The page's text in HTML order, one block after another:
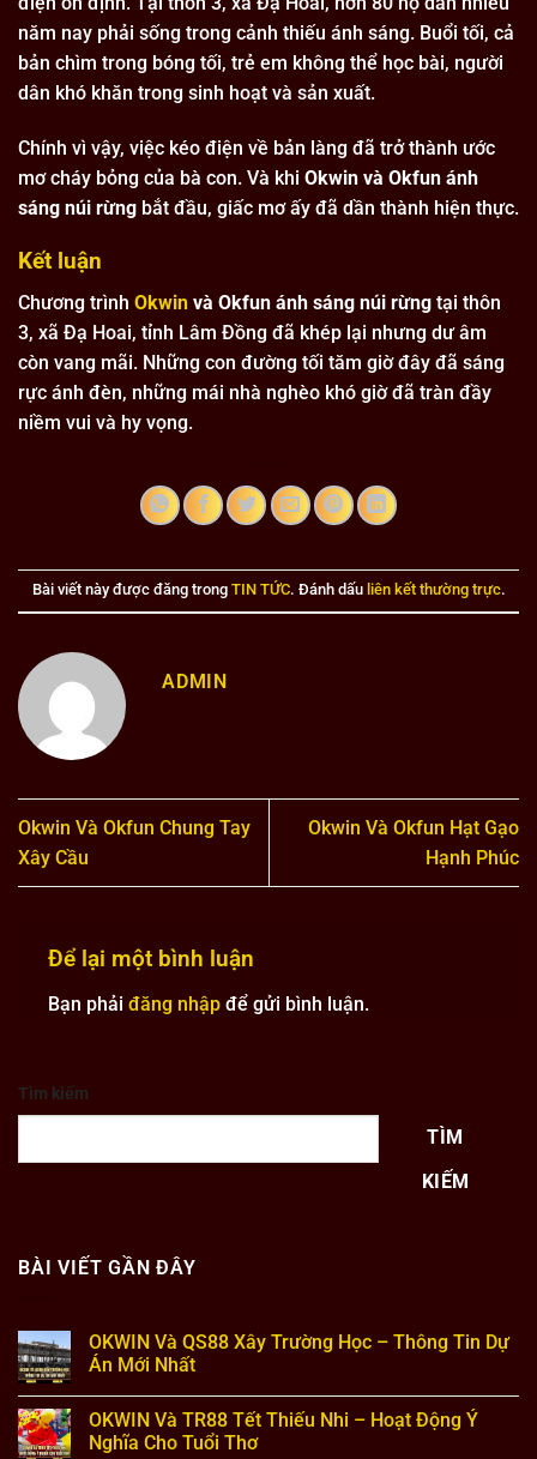
năm nay phải sống trong cảnh thiếu ánh sáng. Buổi tối, cả
bản chìm trong bóng tối, trẻ em không thể học bài, người
dân khó khăn trong sinh hoạt và sản xuất.
Chính vì vậy, việc kéo điện về bản làng đã trở thành ước
mơ cháy bỏng của bà con. Và khi Okwin và Okfun ánh
sáng núi rừng bắt đầu, giấc mơ ấy đã dần thành hiện thực.
Kết luận
Chương trình Okwin và Okfun ánh sáng núi rừng tại thôn
3, xã Đạ Hoai, tỉnh Lâm Đồng đã khép lại nhưng dư âm
còn vang mãi. Những con đường tối tăm giờ đây đã sáng
rực ánh đèn, những mái nhà nghèo khó giờ đã tràn đầy
niềm vui và hy vọng.
Bài viết này được đăng trong TIN TỨC. Đánh dấu liên kết thường trực.
ADMIN
Okwin Và Okfun Chung Tay
Xây Cầu
Okwin Và Okfun Hạt Gạo
Hạnh Phúc
Để lại một bình luận
Bạn phải đăng nhập để gửi bình luận.
Tìm kiếm
TÌM
KIẾM
BÀI VIẾT GẦN ĐÂY
OKWIN Và QS88 Xây Trường Học – Thông Tin Dự
Án Mới Nhất
bình
luận
ở
OKWIN Và TR88 Tết Thiếu Nhi – Hoạt Động Ý
Nghĩa Cho Tuổi Thơ